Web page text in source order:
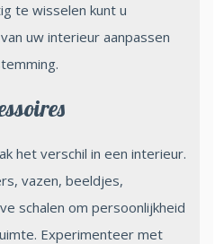
te wisselen kunt u
uw interieur aanpassen
het verschil in een interieur.
vazen, beeldjes,
schalen om persoonlijkheid
Experimenteer met